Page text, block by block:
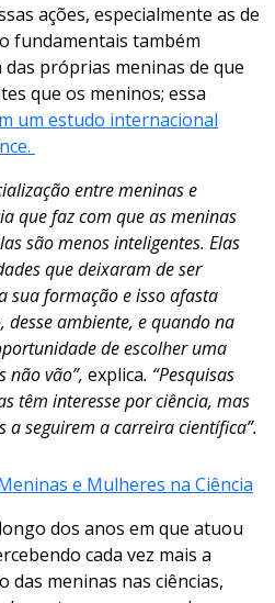
ações, especialmente as de
fundamentais também
próprias meninas de que
que os meninos; essa
um estudo internacional
entre meninas e
que faz com que as meninas
são menos inteligentes. Elas
que deixaram de ser
sua formação e isso afasta
desse ambiente, e quando na
de escolher uma
não vão”, explica. “Pesquisas
têm interesse por ciência, mas
a seguirem a carreira científica”.
e Mulheres na Ciência
dos anos em que atuou
cada vez mais a
das meninas nas ciências,